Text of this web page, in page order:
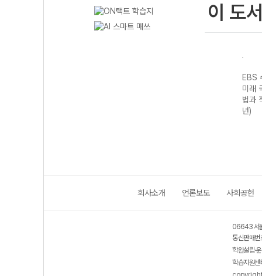
이 도
EBS
미래
법과
년)
회사소개 언론보도 사회공헌
06643 서
통신판매
학원설립·
학습지원